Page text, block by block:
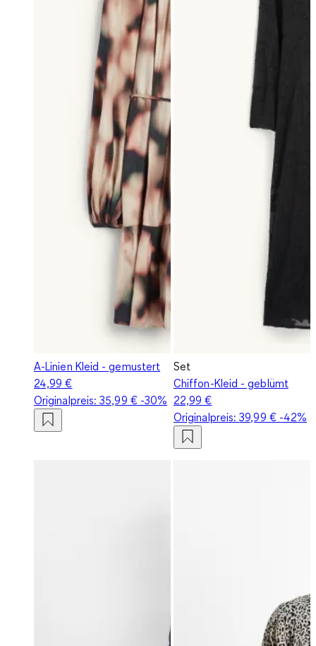
A-Linien Kleid - gemustert
24,99 €
Originalpreis:35,99 €-30%
Set
Chiffon-Kleid - geblümt
22,99 €
Originalpreis:39,99 €-42%